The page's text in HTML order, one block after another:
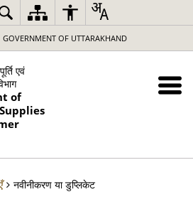
GOVERNMENT OF UTTARAKHAND
एवं
of
नवीनीकरण या डुप्लिकेट